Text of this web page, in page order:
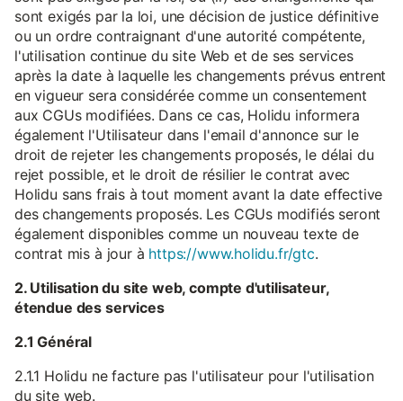
sont exigés par la loi, une décision de justice définitive
ou un ordre contraignant d'une autorité compétente,
l'utilisation continue du site Web et de ses services
après la date à laquelle les changements prévus entrent
en vigueur sera considérée comme un consentement
aux CGUs modifiées. Dans ce cas, Holidu informera
également l'Utilisateur dans l'email d'annonce sur le
droit de rejeter les changements proposés, le délai du
rejet possible, et le droit de résilier le contrat avec
Holidu sans frais à tout moment avant la date effective
des changements proposés. Les CGUs modifiés seront
également disponibles comme un nouveau texte de
contrat mis à jour à https://www.holidu.fr/gtc.
2. Utilisation du site web, compte d'utilisateur,
étendue des services
2.1 Général
2.1.1 Holidu ne facture pas l'utilisateur pour l'utilisation
du site web.